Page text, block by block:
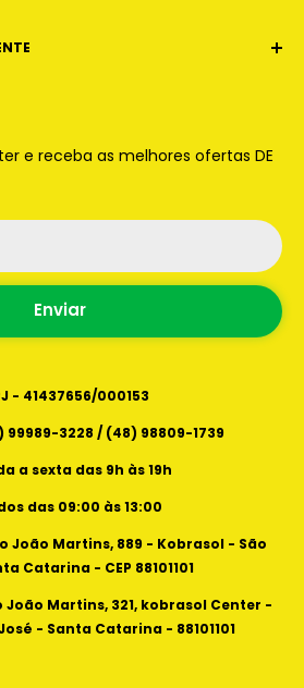
- CEP 88101101
João Martins, 321, kobrasol
São José - Santa Catarina -
-3228 | (48) 98809-1739
9h as 19h
e receba as melhores ofertas DE
Enviar
- 41437656/000153
3228 / (48) 98809-1739
a sexta das 9h às 19h
das 09:00 às 13:00
João Martins, 889 - Kobrasol - São
Catarina - CEP 88101101
João Martins, 321, kobrasol Center -
- Santa Catarina - 88101101